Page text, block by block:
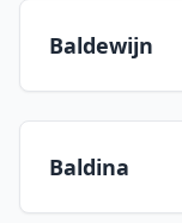
Baldewijn
Baldina